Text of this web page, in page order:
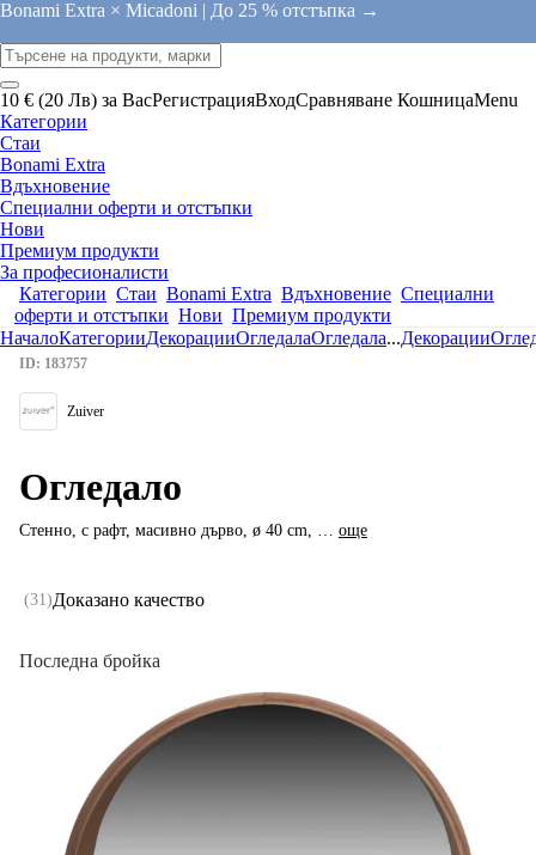
Bonami Extra × Micadoni | До 25 % отстъпка →
10 € (20 Лв) за ВасРегистрацияВходСравняване КошницаMenu
Категории
Стаи
Bonami Extra
Вдъхновение
Специални оферти и отстъпки
Нови
Премиум продукти
За професионалисти
Категории Стаи Bonami Extra Вдъхновение Специални
оферти и отстъпки Нови Премиум продукти
НачалоКатегорииДекорацииОгледалаОгледала...Декорации
Последна бройка
ID: 183757
Zuiver
Огледало
Стенно, с рафт, масивно дърво, ø 40 cm, … още
(31 )Доказано качество